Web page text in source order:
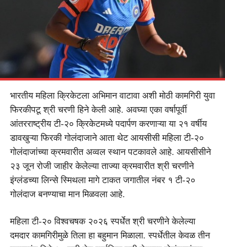
भारतीय महिला क्रिकेटला अभिमान वाटावा अशी मोठी कामगिरी युवा
फिरकीपटू श्री चरणी हिने केली आहे. अवघ्या एका वर्षापूर्वी
आंतरराष्ट्रीय टी-२० क्रिकेटमध्ये पदार्पण करणाऱ्या या २१ वर्षीय
डावखुऱ्या फिरकी गोलंदाजाने आता थेट आयसीसी महिला टी-२०
गोलंदाजांच्या क्रमवारीत अव्वल स्थान पटकावले आहे. आयसीसीने
२३ जून रोजी जाहीर केलेल्या ताज्या क्रमवारीत श्री चरणीने
इंग्लंडच्या लिन्से स्मिथला मागे टाकत जगातील नंबर १ टी-२०
गोलंदाज बनण्याचा मान मिळवला आहे.
महिला टी-२० विश्वचषक २०२६ स्पर्धेत श्री चरणीने केलेल्या
दमदार कामगिरीमुळे तिला हा बहुमान मिळाला. स्पर्धेतील केवळ तीन